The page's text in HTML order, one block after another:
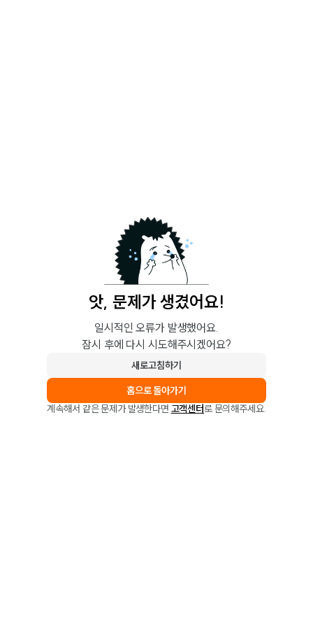
앗, 문제가 생겼어요!
일시적인 오류가 발생했어요.
잠시 후에 다시 시도해주시겠어요?
새로고침하기
홈으로 돌아가기
계속해서 같은 문제가 발생한다면 고객센터로 문의해주세요.